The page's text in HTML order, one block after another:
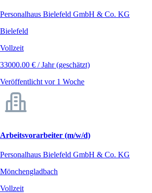
Personalhaus Bielefeld GmbH & Co. KG
Bielefeld
Vollzeit
33000.00 € / Jahr (geschätzt)
Veröffentlicht vor 1 Woche
Arbeitsvorarbeiter (m/w/d)
Personalhaus Bielefeld GmbH & Co. KG
Mönchengladbach
Vollzeit